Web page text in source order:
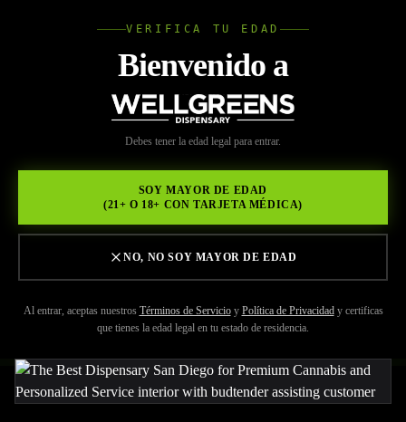
VERIFICA TU EDAD
Bienvenido a
Debes tener la edad legal para entrar.
SOY MAYOR DE EDAD
(21+ O 18+ CON TARJETA MÉDICA)
NO, NO SOY MAYOR DE EDAD
Al entrar, aceptas nuestros Términos de Servicio y Política de Privacidad y certificas
que tienes la edad legal en tu estado de residencia.
Volver a Recursos
El mejor dispensario de San
Diego para cannabis
premium y servicio
personalizado